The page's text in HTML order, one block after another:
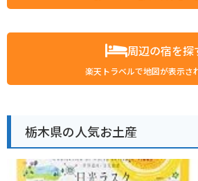
周辺の宿を探
楽天トラベルで地図が表示さ
栃木県の人気お土産